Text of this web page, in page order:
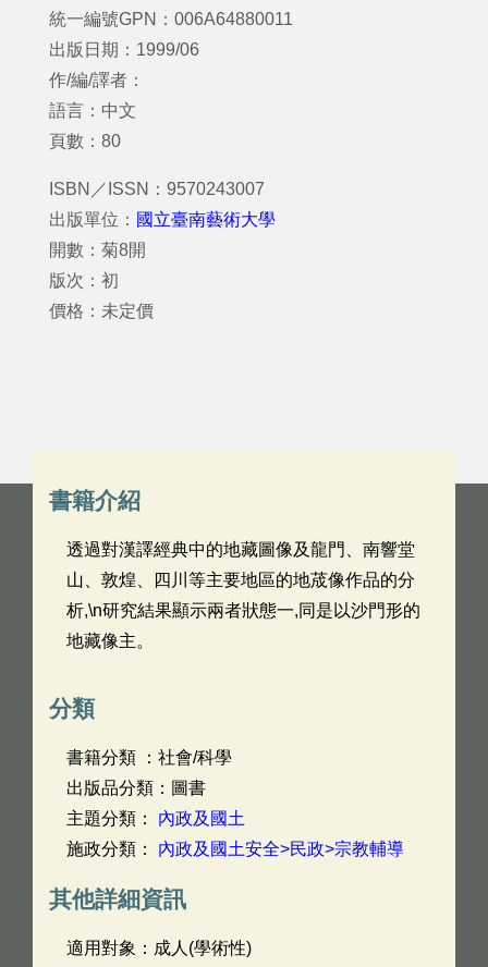
統一編號GPN：006A64880011
出版日期：1999/06
作/編/譯者：
語言：中文
頁數：80
ISBN／ISSN：9570243007
出版單位： 國立臺南藝術大學
開數：菊8開
版次：初
價格：未定價
書籍介紹
透過對漢譯經典中的地藏圖像及龍門、南響堂
山、敦煌、四川等主要地區的地荿像作品的分
析,\n研究結果顯示兩者狀態一,同是以沙門形的
地藏像主。
分類
書籍分類 ：社會/科學
出版品分類：圖書
主題分類： 內政及國土
施政分類： 內政及國土安全>民政>宗教輔導
其他詳細資訊
適用對象：成人(學術性)